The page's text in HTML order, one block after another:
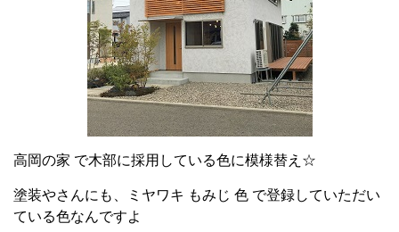
高岡の家 で木部に採用している色に模様替え☆
塗装やさんにも、ミヤワキ もみじ 色 で登録していただい
ている色なんですよ